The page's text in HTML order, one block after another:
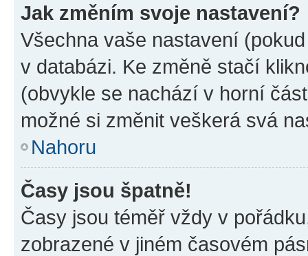
Jak změním svoje nastavení?
Všechna vaše nastavení
v databázi. Ke změně stačí
(obvykle se nachází v horní
možné si změnit veškerá svá
Nahoru
Časy jsou špatně!
Časy jsou téměř vždy v
zobrazené v jiném časovém